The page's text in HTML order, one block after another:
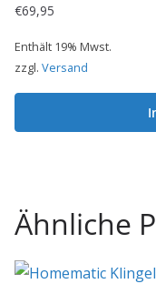
€69,95
Enthält 19% Mwst.
zzgl. Versand
Ähnliche